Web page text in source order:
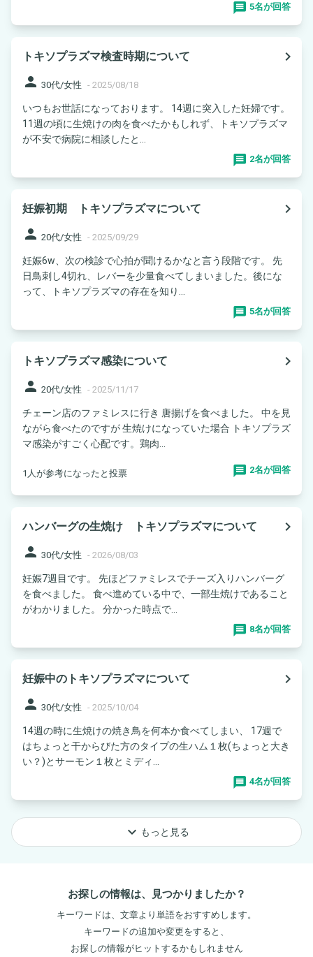
5名が回答
トキソプラズマ検査時期について
navigate_next
person 30代/女性 - 2025/08/18
いつもお世話になっております。 14週に突入した妊婦です。
11週の頃に生焼けの肉を食べたかもしれず、トキソプラズマ
が不安で病院に相談したと...
2名が回答
妊娠初期 トキソプラズマについて
navigate_next
person 20代/女性 - 2025/09/29
妊娠6w、次の検診で心拍が聞けるかなと言う段階です。 先
日鳥刺し4切れ、レバーを少量食べてしまいました。後にな
って、トキソプラズマの存在を知り...
5名が回答
トキソプラズマ感染について
navigate_next
person 20代/女性 - 2025/11/17
チェーン店のファミレスに行き 唐揚げを食べました。 中を見
ながら食べたのですが 生焼けになっていた場合 トキソプラズ
マ感染がすごく心配です。鶏肉...
1人が参考になったと投票 2名が回答
ハンバーグの生焼け トキソプラズマについて
navigate_next
person 30代/女性 - 2026/08/03
妊娠7週目です。 先ほどファミレスでチーズ入りハンバーグ
を食べました。 食べ進めている中で、一部生焼けであること
がわかりました。 分かった時点で...
8名が回答
妊娠中のトキソプラズマについて
navigate_next
person 30代/女性 - 2025/10/04
14週の時に生焼けの焼き鳥を何本か食べてしまい、 17週で
はちょっと干からびた方のタイプの生ハム１枚(ちょっと大き
い？)とサーモン１枚とミディ...
4名が回答
keyboard_arrow_down もっと見る
お探しの情報は、見つかりましたか？
キーワードは、文章より単語をおすすめします。
キーワードの追加や変更をすると、
お探しの情報がヒットするかもしれません